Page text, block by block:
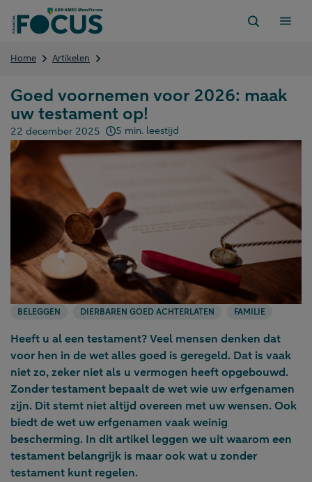
naar
Home Artikelen
2026:
maak
uw
testament
op!
Goed voornemen voor 2026: maak
uw testament op!
Gepubliceerd op:
22 december 2025 5 min. leestijd
BELEGGEN DIERBAREN GOED ACHTERLATEN FAMILIE
Heeft u al een testament? Veel mensen denken dat
voor hen in de wet alles goed is geregeld. Dat is vaak
niet zo, zeker niet als u vermogen heeft opgebouwd.
Zonder testament bepaalt de wet wie uw erfgenamen
zijn. Dit stemt niet altijd overeen met uw wensen. Ook
biedt de wet uw erfgenamen vaak weinig
bescherming. In dit artikel leggen we uit waarom een
testament belangrijk is maar ook wat u zonder
testament kunt regelen.